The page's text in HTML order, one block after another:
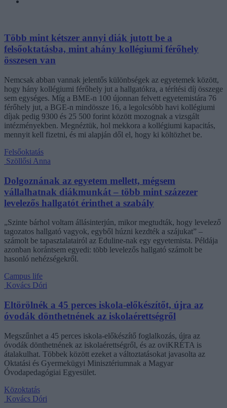
Több mint kétszer annyi diák jutott be a
felsőoktatásba, mint ahány kollégiumi férőhely
összesen van
Nemcsak abban vannak jelentős különbségek az egyetemek között,
hogy hány kollégiumi férőhely jut a hallgatókra, a térítési díj összege
sem egységes. Míg a BME-n 100 újonnan felvett egyetemistára 76
férőhely jut, a BGE-n mindössze 16, a legolcsóbb havi kollégiumi
díjak pedig 9300 és 25 500 forint között mozognak a vizsgált
intézményekben. Megnéztük, hol mekkora a kollégiumi kapacitás,
mennyit kell fizetni, és mi alapján dől el, hogy ki költözhet be.
Felsőoktatás
Szöllősi Anna
Dolgoznának az egyetem mellett, mégsem
vállalhatnak diákmunkát – több mint százezer
levelezős hallgatót érinthet a szabály
„Szinte bárhol voltam állásinterjún, mikor megtudták, hogy levelező
tagozatos hallgató vagyok, egyből húzni kezdték a szájukat” –
számolt be tapasztalatairól az Eduline-nak egy egyetemista. Példája
azonban korántsem egyedi: több levelezős hallgató számolt be
hasonló nehézségekről.
Campus life
Kovács Dóri
Eltörölnék a 45 perces iskola-előkészítőt, újra az
óvodák dönthetnének az iskolaérettségről
Megszűnhet a 45 perces iskola-előkészítő foglalkozás, újra az
óvodák dönthetnének az iskolaérettségről, és az oviKRÉTA is
átalakulhat. Többek között ezeket a változtatásokat javasolta az
Oktatási és Gyermekügyi Minisztériumnak a Magyar
Óvodapedagógiai Egyesület.
Közoktatás
Kovács Dóri